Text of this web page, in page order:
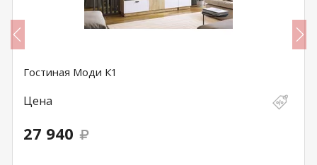
Гостиная Моди К1
Цена
27 940